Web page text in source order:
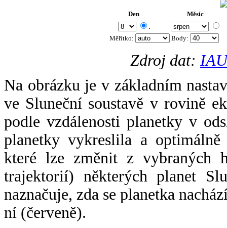
Den Měsíc
.
Měřítko: Body:
Zdroj dat:
Na obrázku je v základním
ve Sluneční soustavě v rovině
podle vzdálenosti planetky v
planetky vykreslila a
které lze změnit z vybraných
trajektorií) některých planet
naznačuje, zda se planetka
ní (červeně).